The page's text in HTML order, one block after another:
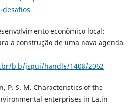
desafios
econômico local:
a construção de uma nova agenda
bib/jspui/handle/1408/2062
P. S. M. Characteristics of the
enterprises in Latin